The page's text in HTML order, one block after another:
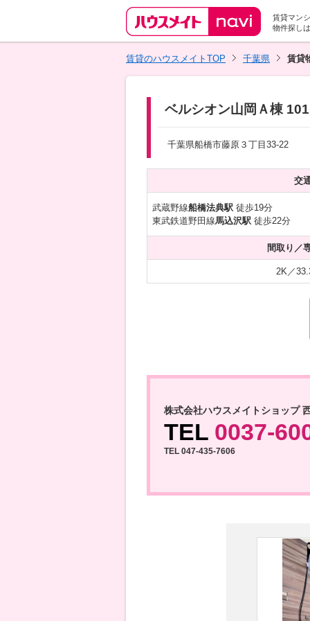
賃貸マン
物件探し
賃貸のハウスメイトTOP 千葉県 賃貸
ベルシオン山岡Ａ棟 101
千葉県船橋市藤原３丁目33-22
交
武蔵野線船橋法典駅徒歩19分
東武鉄道野田線馬込沢駅徒歩22分
間取り／
2K／
株式会社ハウスメイトショップ
TEL 0037-
TEL 047-435-7606